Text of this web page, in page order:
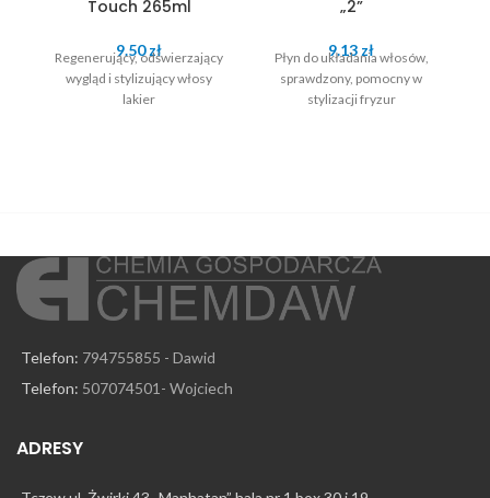
Touch 265ml
9.50zł
Regenerujący, odświerzający
wygląd i stylizujący włosy
lakier
„2”
9.13 zł
Płyn do układania włosów,
sprawdzony, pomocny w
stylizacji fryzur
Telefon: 794755855 - Dawid
Telefon: 507074501- Wojciech
ADRESY